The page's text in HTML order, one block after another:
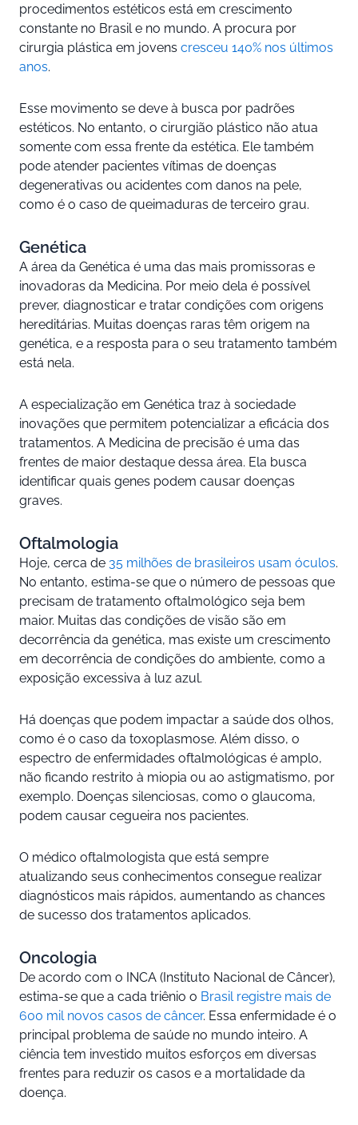
procedimentos estéticos está em crescimento
constante no Brasil e no mundo. A procura por
cirurgia plástica em jovens cresceu 140% nos últimos
anos.
Esse movimento se deve à busca por padrões
estéticos. No entanto, o cirurgião plástico não atua
somente com essa frente da estética. Ele também
pode atender pacientes vítimas de doenças
degenerativas ou acidentes com danos na pele,
como é o caso de queimaduras de terceiro grau.
Genética
A área da Genética é uma das mais promissoras e
inovadoras da Medicina. Por meio dela é possível
prever, diagnosticar e tratar condições com origens
hereditárias. Muitas doenças raras têm origem na
genética, e a resposta para o seu tratamento também
está nela.
A especialização em Genética traz à sociedade
inovações que permitem potencializar a eficácia dos
tratamentos. A Medicina de precisão é uma das
frentes de maior destaque dessa área. Ela busca
identificar quais genes podem causar doenças
graves.
Oftalmologia
Hoje, cerca de 35 milhões de brasileiros usam óculos.
No entanto, estima-se que o número de pessoas que
precisam de tratamento oftalmológico seja bem
maior. Muitas das condições de visão são em
decorrência da genética, mas existe um crescimento
em decorrência de condições do ambiente, como a
exposição excessiva à luz azul.
Há doenças que podem impactar a saúde dos olhos,
como é o caso da toxoplasmose. Além disso, o
espectro de enfermidades oftalmológicas é amplo,
não ficando restrito à miopia ou ao astigmatismo, por
exemplo. Doenças silenciosas, como o glaucoma,
podem causar cegueira nos pacientes.
O médico oftalmologista que está sempre
atualizando seus conhecimentos consegue realizar
diagnósticos mais rápidos, aumentando as chances
de sucesso dos tratamentos aplicados.
Oncologia
De acordo com o INCA (Instituto Nacional de Câncer),
estima-se que a cada triênio o Brasil registre mais de
600 mil novos casos de câncer. Essa enfermidade é o
principal problema de saúde no mundo inteiro. A
ciência tem investido muitos esforços em diversas
frentes para reduzir os casos e a mortalidade da
doença.